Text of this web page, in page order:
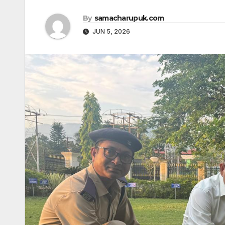
By samacharupuk.com
JUN 5, 2026